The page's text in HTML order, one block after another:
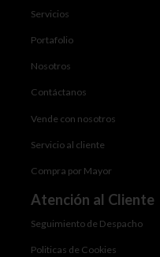
Servicios
Portafolio
Nosotros
Contáctanos
Vende con nosotros
Servicio al cliente
Compra por Mayor
Atención al Cliente
Seguimiento de Despacho
Politicas de Cookies